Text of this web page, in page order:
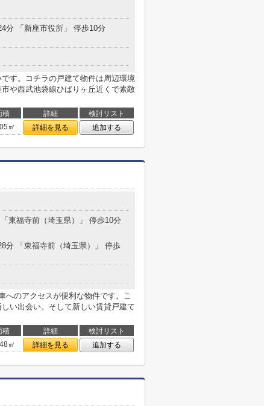
分 「新座市役所」 停歩10分
す。コチラの戸建て物件は周辺環境
や西武池袋線ひばりヶ丘近くで素敵
積 詳細
検討リスト
㎡ 詳細を見る 追加する
東福寺前（埼玉県）」 停歩10分
分 「東福寺前（埼玉県）」 停歩
へのアクセスが便利な物件です。こ
い出会い。そして新しい賃貸戸建て
積 詳細
検討リスト
㎡ 詳細を見る 追加する